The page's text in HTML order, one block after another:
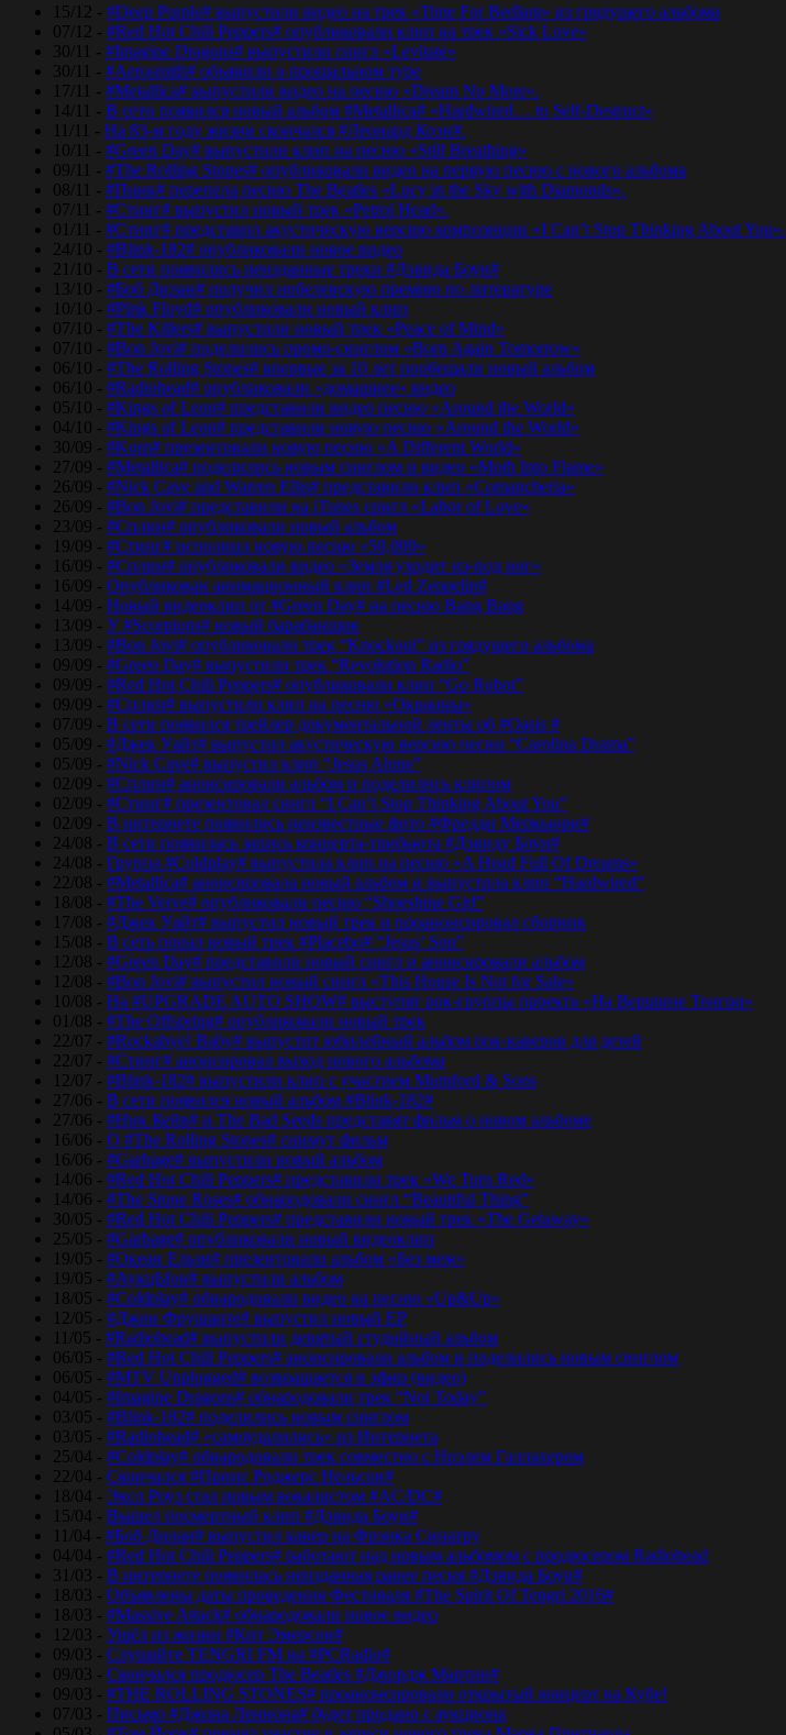
15/12 - #Deep Purple# выпустили видео на трек «Time For Bedlam» из грядущего альбома
07/12 - #Red Hot Chili Peppers# опубликовали клип на трек «Sick Love»
30/11 - #Imagine Dragons# выпустили сингл «Levitate»
30/11 - #Aerosmith# объявили о прощальном туре
17/11 - #Metallica# выпустили видео на песню «Dream No More».
14/11 - В сети появился новый альбом #Metallica# «Hardwired… to Self-Destruct»
11/11 - На 83-м году жизни скончался #Леонард Коэн#.
10/11 - #Green Day# выпустили клип на песню «Still Breathing»
09/11 - #The Rolling Stones# опубликовали видео на первую песню с нового альбома
08/11 - #Пинк# перепела песню The Beatles «Lucy in the Sky with Diamonds».
07/11 - #Стинг# выпустил новый трек «Petrol Head».
01/11 - #Стинг# представил акустическую версию композиции «I Can’t Stop Thinking About You».
24/10 - #Blink-182# опубликовали новое видео
21/10 - В сети появились неизданные треки #Дэвида Боуи#
13/10 - #Боб Дилан# получил нобелевскую премию по литературе
10/10 - #Pink Floyd# опубликовали новый клип
07/10 - #The Killers# выпустили новый трек «Peace of Mind»
07/10 - #Bon Jovi# поделились промо-синглом «Born Again Tomorrow»
06/10 - #The Rolling Stones# впервые за 10 лет пообещали новый альбом
06/10 - #Radiohead# опубликовали «домашнее» видео
05/10 - #Kings of Leon# представили видео песню «Around the World»
04/10 - #Kings of Leon# представили новую песню «Around the World»
30/09 - #Korn# презентовали новую песню «A Different World»
27/09 - #Metallica# поделились новым синглом и видео «Moth Into Flame»
26/09 - #Nick Cave and Warren Ellis# представили клип «Comancheria»
26/09 - #Bon Jovi# представили на iTunes сингл «Labor of Love»
23/09 - #Сплин# опубликовали новый альбом
19/09 - #Стинг# исполнил новую песню «50,000»
16/09 - #Сплин# опубликовали видео «Земля уходит из-под ног»
16/09 - Опубликован анимационный клип #Led Zeppelin#
14/09 - Новый видеоклип от #Green Day# на песню Bang Bang
13/09 - У #Scorpions# новый барабанщик
13/09 - #Bon Jovi# опубликовали трек “Knockout” из грядущего альбома
09/09 - #Green Day# выпустили трек “Revolution Radio”
09/09 - #Red Hot Chili Peppers# опубликовали клип “Go Robot”
09/09 - #Сплин# выпустили клип на песню «Окраины»
07/09 - В сети появился трейлер документальной ленты об #Oasis #
05/09 - #Джек Уайт# выпустил акустическую версию песни “Carolina Drama”
05/09 - #Nick Cave# выпустил клип “Jesus Alone”
02/09 - #Сплин# анонсировали альбом и поделились клипом
02/09 - #Стинг# презентовал сингл “I Can’t Stop Thinking About You”
02/09 - В интернете появились неизвестные фото #Фредди Меркьюри#
24/08 - В сети появилась запись концерта-трибьюта #Дэвиду Боуи#
24/08 - Группа #Coldplay# выпустила клип на песню «A Head Full Of Dreams»
22/08 - #Metallica# анонсировала новый альбом и выпустила клип “Hardwired”
18/08 - #The Verve# опубликовали песню “Shoeshine Girl”
17/08 - #Джек Уайт# выпустил новый трек и проанонсировал сборник
15/08 - В сеть попал новый трек #Placebo# “Jesus’ Son”
12/08 - #Green Day# представили новый сингл и анонсировали альбом
12/08 - #Bon Jovi# выпустил новый сингл «This House Is Not for Sale»
10/08 - На #UPGRADE AUTO SHOW# выступят рок-группы проекта «На Вершине Тенгри»
01/08 - #The Offspring# опубликовали новый трек
22/07 - #Rockabye! Baby# выпустит юбилейный альбом рок-каверов для детей
22/07 - #Стинг# анонсировал выход нового альбома
12/07 - #Blink-182# выпустили клип с участием Mumford & Sons
27/06 - В сети появился новый альбом #Blink-182#
27/06 - #Ник Кейв# и The Bad Seeds представят фильм о новом альбоме
16/06 - О #The Rolling Stones# снимут фильм
16/06 - #Garbage# выпустили новый альбом
14/06 - #Red Hot Chili Peppers# представили трек «We Turn Red»
14/06 - #The Stone Roses# обнародовали сингл “Beautiful Thing”
30/05 - #Red Hot Chili Peppers# представили новый трек «The Getaway»
25/05 - #Garbage# опубликовали новый видеоклип
19/05 - #Океан Ельзи# презентовали альбом «Без меж»
19/05 - #АукцЫон# выпустили альбом
18/05 - #Coldplay# обнародовали видео на песню «Up&Up»
12/05 - #Джон Фрушанте# выпустил новый ЕР
11/05 - #Radiohead# выпустили девятый студийный альбом
06/05 - #Red Hot Chili Peppers# анонсировали альбом и поделились новым синглом
06/05 - #MTV Unplugged# возвращается в эфир (видео)
04/05 - #Imagine Dragons# обнародовали трек “Not Today”
03/05 - #Blink-182# поделились новым синглом
03/05 - #Radiohead# «самоудалились» из Интернета
25/04 - #Coldplay# обнародовали трек совместно с Ноэлем Галлахером
22/04 - Скончался #Принс Роджерс Нельсон#
18/04 - Эксл Роуз стал новым вокалистом #AC/DC#
15/04 - Вышел посмертный клип #Дэвида Боуи#
11/04 - #Боб Дилан# выпустил кавер на Фрэнка Синатру
04/04 - #Red Hot Chili Peppers# работают над новым альбомом с продюсером Radiohead
31/03 - В интернете появилась неизданная ранее песня #Дэвида Боуи#
18/03 - Объявлены даты проведения Фестиваля #The Spirit Of Tengri 2016#
18/03 - #Massive Attack# обнародовали новое видео
12/03 - Ушёл из жизни #Кит Эмерсон#
09/03 - Слушайте TENGRI FM на #PCRadio#
09/03 - Скончался продюсер The Beatles #Джордж Мартин#
09/03 - #THE ROLLING STONES# проанонсировали открытый концерт на Кубе!
07/03 - Письмо #Джона Леннона# будет продано с аукциона